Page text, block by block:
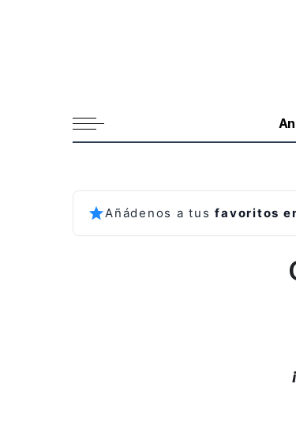
Añádenos a tusfavoritos